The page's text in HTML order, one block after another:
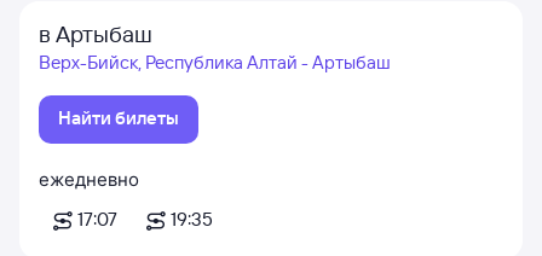
в Артыбаш
Верх-Бийск, Республика Алтай - Артыбаш
Найти билеты
ежедневно
17:07
19:35